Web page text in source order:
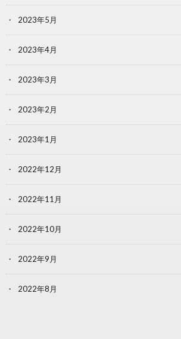
2023年5月
2023年4月
2023年3月
2023年2月
2023年1月
2022年12月
2022年11月
2022年10月
2022年9月
2022年8月